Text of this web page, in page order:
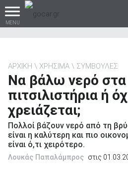
MENU
Βρες τα
ΑΡΧΙΚΗ ΧΡΗΣΙΜΑ ΣΥΜΒΟΥΛΕΣ
Να βάλω νερό στα
πιτσιλιστήρια ή
χρειάζεται;
Πολλοί βάζουν νερό από τη
είναι η καλύτερη και πιο
είναι ό,τι χειρότερο.
Λουκάς Παπαλάμπρος στις